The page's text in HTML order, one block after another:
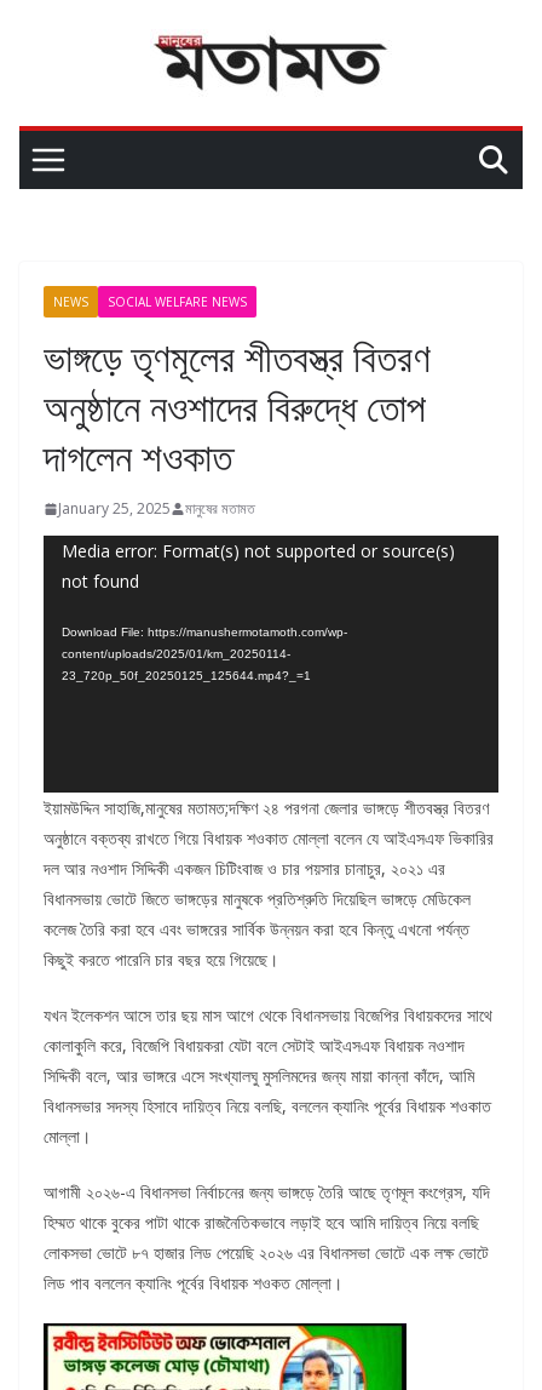
NEWS SOCIAL WELFARE NEWS
ভাঙ্গড়ে তৃণমূলের শীতবস্ত্র বিতরণ
অনুষ্ঠানে নওশাদের বিরুদ্ধে তোপ
দাগলেন শওকাত
January 25, 2025 মানুষের মতামত
Video
Player
Media error: Format(s) not supported or source(s)
not found
Download File: https://manushermotamoth.com/wp-
content/uploads/2025/01/km_20250114-
23_720p_50f_20250125_125644.mp4?_=1
ইয়ামউদ্দিন সাহাজি,মানুষের মতামত;দক্ষিণ ২৪ পরগনা জেলার ভাঙ্গড়ে শীতবস্ত্র বিতরণ
অনুষ্ঠানে বক্তব্য রাখতে গিয়ে বিধায়ক শওকাত মোল্লা বলেন যে আইএসএফ ভিকারির
দল আর নওশাদ সিদ্দিকী একজন চিটিংবাজ ও চার পয়সার চানাচুর, ২০২১ এর
বিধানসভায় ভোটে জিতে ভাঙ্গড়ের মানুষকে প্রতিশ্রুতি দিয়েছিল ভাঙ্গড়ে মেডিকেল
কলেজ তৈরি করা হবে এবং ভাঙ্গরের সার্বিক উন্নয়ন করা হবে কিন্তু এখনো পর্যন্ত
কিছুই করতে পারেনি চার বছর হয়ে গিয়েছে।
যখন ইলেকশন আসে তার ছয় মাস আগে থেকে বিধানসভায় বিজেপির বিধায়কদের সাথে
কোলাকুলি করে, বিজেপি বিধায়করা যেটা বলে সেটাই আইএসএফ বিধায়ক নওশাদ
সিদ্দিকী বলে, আর ভাঙ্গরে এসে সংখ্যালঘু মুসলিমদের জন্য মায়া কান্না কাঁদে, আমি
বিধানসভার সদস্য হিসাবে দায়িত্ব নিয়ে বলছি, বললেন ক্যানিং পূর্বের বিধায়ক শওকাত
মোল্লা।
আগামী ২০২৬-এ বিধানসভা নির্বাচনের জন্য ভাঙ্গড়ে তৈরি আছে তৃণমূল কংগ্রেস, যদি
হিম্মত থাকে বুকের পাটা থাকে রাজনৈতিকভাবে লড়াই হবে আমি দায়িত্ব নিয়ে বলছি
লোকসভা ভোটে ৮৭ হাজার লিড পেয়েছি ২০২৬ এর বিধানসভা ভোটে এক লক্ষ ভোটে
লিড পাব বললেন ক্যানিং পূর্বের বিধায়ক শওকত মোল্লা।